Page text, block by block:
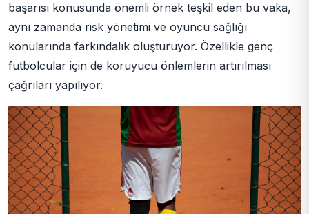
başarısı konusunda önemli örnek teşkil eden bu vaka,
aynı zamanda risk yönetimi ve oyuncu sağlığı
konularında farkındalık oluşturuyor. Özellikle genç
futbolcular için de koruyucu önlemlerin artırılması
çağrıları yapılıyor.